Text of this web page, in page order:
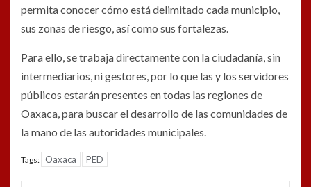
permita conocer cómo está delimitado cada municipio,
sus zonas de riesgo, así como sus fortalezas.
Para ello, se trabaja directamente con la ciudadanía, sin
intermediarios, ni gestores, por lo que las y los servidores
públicos estarán presentes en todas las regiones de
Oaxaca, para buscar el desarrollo de las comunidades de
la mano de las autoridades municipales.
Tags: Oaxaca PED